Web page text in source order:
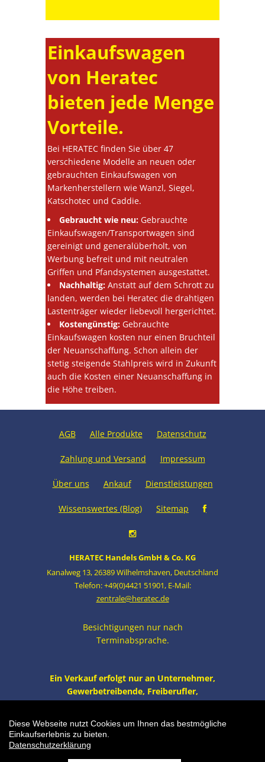
Einkaufswagen
von Heratec
bieten jede Menge
Vorteile.
Bei HERATEC finden Sie über 47
verschiedene Modelle an neuen oder
gebrauchten Einkaufswagen von
Markenherstellern wie Wanzl, Siegel,
Katschotec und Caddie.
Gebraucht wie neu: Gebrauchte
Einkaufswagen/Transportwagen sind
gereinigt und generalüberholt, von
Werbung befreit und mit neutralen
Griffen und Pfandsystemen ausgestattet.
Nachhaltig: Anstatt auf dem Schrott zu
landen, werden bei Heratec die drahtigen
Lastenträger wieder liebevoll hergerichtet.
Kostengünstig: Gebrauchte
Einkaufswagen kosten nur einen Bruchteil
der Neuanschaffung. Schon allein der
stetig steigende Stahlpreis wird in Zukunft
auch die Kosten einer Neuanschaffung in
die Höhe treiben.
AGB Alle Produkte Datenschutz
Zahlung und Versand Impressum
Über uns Ankauf Dienstleistungen
Wissenswertes (Blog) Sitemap
HERATEC Handels GmbH & Co. KG
Kanalweg 13,26389 Wilhelmshaven, Deutschland
Telefon: +49(0)4421 51901, E-Mail:
zentrale@heratec.de
Besichtigungen nur nach
Terminabsprache.
Ein Verkauf erfolgt nur an Unternehmer,
Gewerbetreibende, Freiberufler,
öffentliche Institutionen und nicht an
zzgl. MwSt. und Versand.
Einkaufswagen
Diese Webseite nutzt Cookies um Ihnen das bestmögliche
Einkaufserlebnis zu bieten.
Datenschutzerklärung